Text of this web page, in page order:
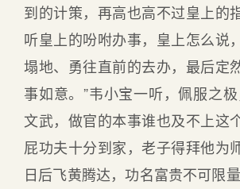
到的计策，再高也高不过皇上的
听皇上的吩咐办事，皇上怎么说
塌地、勇往直前的去办，最后定
事如意。”韦小宝一听，佩服之
文武，做官的本事谁也及不上这
屁功夫十分到家，老子得拜他为
日后飞黄腾达，功名富贵不可限